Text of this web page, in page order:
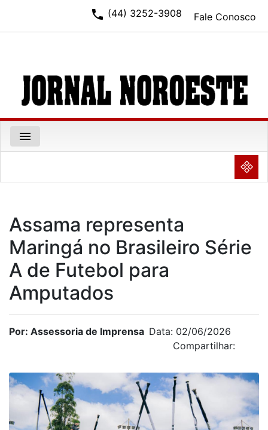
Fale Conosco
phone (44) 3252-3908
menu
NULL
Assama representa
Maringá no Brasileiro Série
A de Futebol para
Amputados
Por: Assessoria de Imprensa Data: 02/06/2026
Compartilhar: